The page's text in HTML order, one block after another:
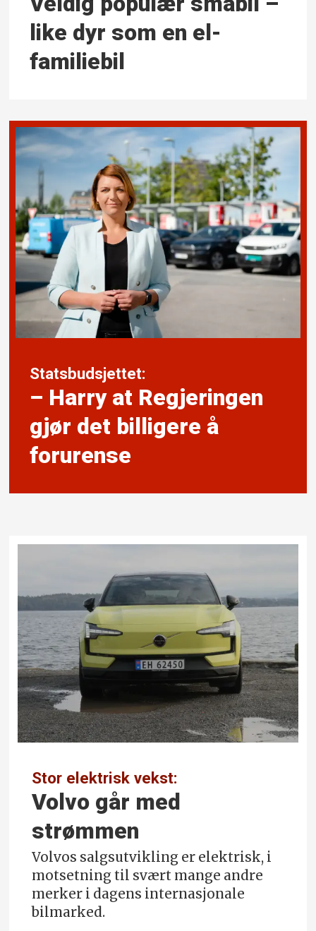
like dyr som en el-
familiebil
Statsbudsjettet:
– Harry at Regjeringen
gjør det billigere å
forurense
Stor elektrisk vekst:
Volvo går med
strømmen
Volvos salgsutvikling er elektrisk, i
motsetning til svært mange andre
merker i dagens internasjonale
bilmarked.